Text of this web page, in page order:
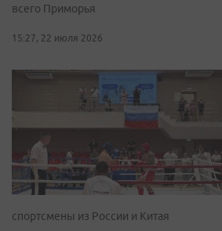
всего Приморья
15:27, 22 июля 2026
спортсмены из России и Китая